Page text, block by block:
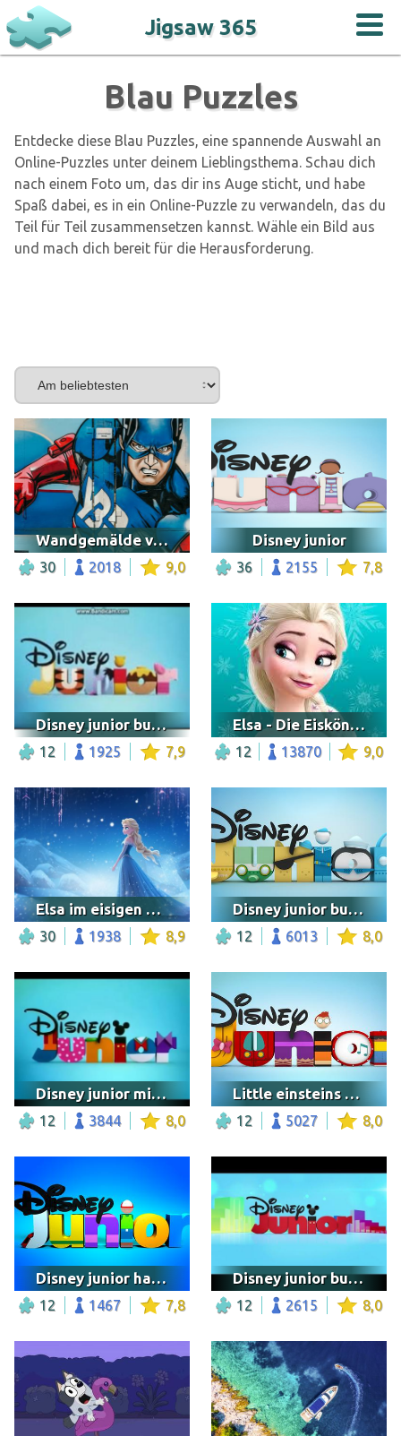
Jigsaw 365
Blau Puzzles
Entdecke diese Blau Puzzles, eine spannende Auswahl an
Online-Puzzles unter deinem Lieblingsthema. Schau dich
nach einem Foto um, das dir ins Auge sticht, und habe
Spaß dabei, es in ein Online-Puzzle zu verwandeln, das du
Teil für Teil zusammensetzen kannst. Wähle ein Bild aus
und mach dich bereit für die Herausforderung.
Wandgemälde von Captain America
30 2018 9,0
Disney junior
36 2155 7,8
Disney junior bumper logo
12 1925 7,9
Elsa - Die Eiskönigin
12 13870 9,0
Elsa im eisigen Königreich
30 1938 8,9
Disney junior bumper logo
12 6013 8,0
Disney junior mickey mouse
12 3844 8,0
Little einsteins disney junior bumper
12 5027 8,0
Disney junior handy mandy
12 1467 7,8
Disney junior bumper
12 2615 8,0